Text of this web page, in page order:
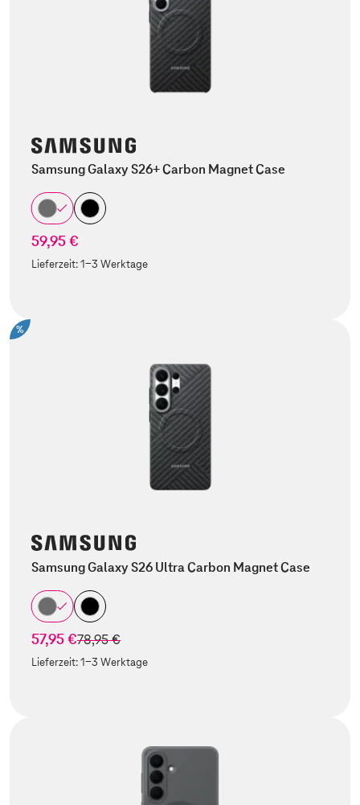
Samsung Galaxy S26+ Carbon Magnet Case
59,95 €
Lieferzeit:1-3 Werktage
%
Samsung Galaxy S26 Ultra Carbon Magnet Case
57,95 €statt
78,95 €
Lieferzeit:1-3 Werktage